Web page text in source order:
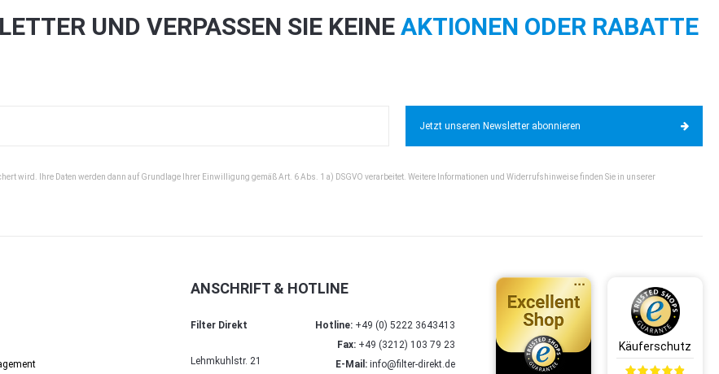
UND VERPASSEN SIE KEINE AKTIONEN ODER RABATTE
Jetzt unseren Newsletter abonnieren
wird. Ihre Daten werden dann auf Grundlage Ihrer Einwilligung gemäß Art. 6 Abs. 1 a) DSGVO verarbeitet. Weitere Informationen und Widerrufshinweise finden Sie in unserer
ANSCHRIFT & HOTLINE
Filter Direkt
Lehmkuhlstr. 21
Hotline: +49 (0) 5222 3643413
Fax: +49 (3212) 103 79 23
E-Mail: info@filter-direkt.de